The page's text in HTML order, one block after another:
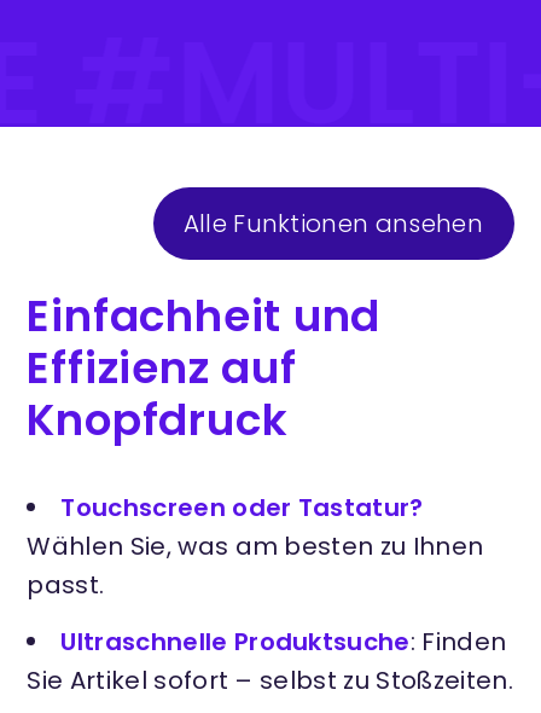
Alle Funktionen ansehen
Einfachheit und
Effizienz auf
Knopfdruck
Touchscreen oder Tastatur?
Wählen Sie, was am besten zu Ihnen
passt.
Ultraschnelle Produktsuche: Finden
Sie Artikel sofort – selbst zu Stoßzeiten.